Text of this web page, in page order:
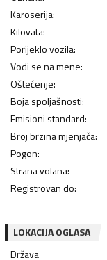
Karoserija:
Kilovata:
Porijeklo vozila:
Vodi se na mene:
Oštećenje:
Boja spoljašnosti:
Emisioni standard:
Broj brzina mjenjača:
Pogon:
Strana volana:
Registrovan do:
LOKACIJA OGLASA
Država